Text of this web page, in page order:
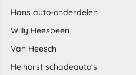
Hans auto-onderdelen
Willy Heesbeen
Van Heesch
Heihorst schadeauto's